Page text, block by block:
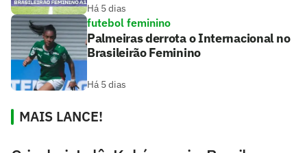
Há 5 dias
futebol feminino
Palmeiras derrota o Internacional no
Brasileirão Feminino
Há 5 dias
MAIS LANCE!